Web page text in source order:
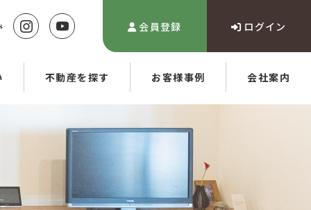
会員登録 ログイン
不動産を探す お客様事例 会社案内